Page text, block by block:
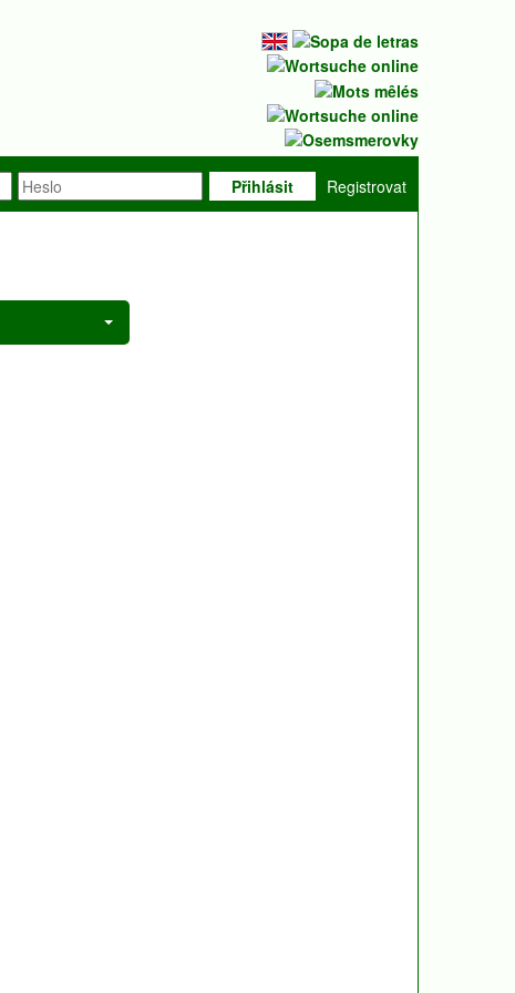
Přihlásit Registrovat